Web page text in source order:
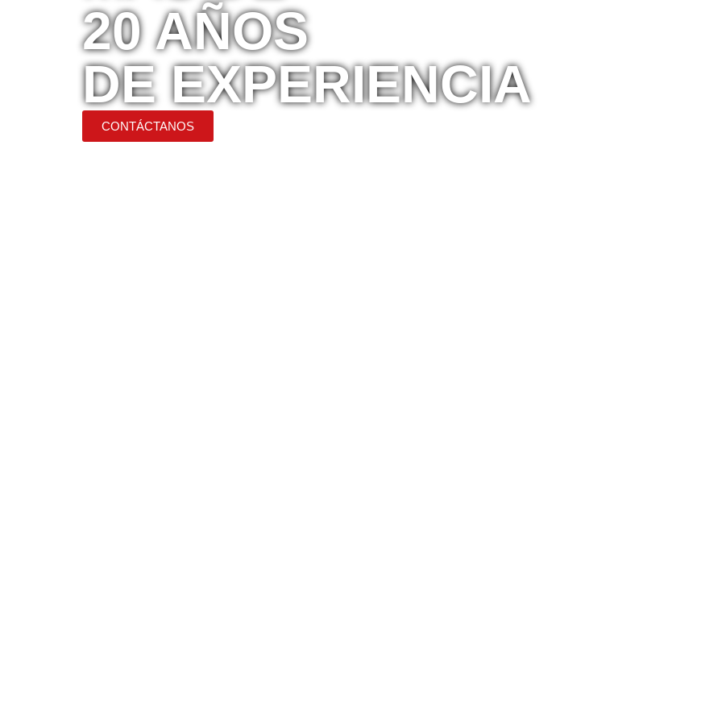
20 AÑOS
DE EXPERIENCIA
CONTÁCTANOS